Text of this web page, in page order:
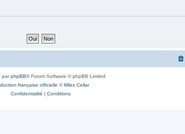
parphpBB® Forum Software © phpBB Limited
française officielle ©Miles Cellar
Confidentialité | Conditions